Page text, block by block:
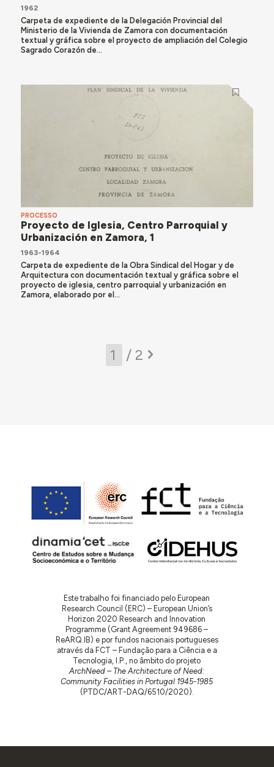
1962
Carpeta de expediente de la Delegación Provincial del
Ministerio de la Vivienda de Zamora con documentación
textual y gráfica sobre el proyecto de ampliación del Colegio
Sagrado Corazón de...
PROCESSO
Proyecto de Iglesia, Centro Parroquial y
Urbanización en Zamora, 1
1963-1964
Carpeta de expediente de la Obra Sindical del Hogar y de
Arquitectura con documentación textual y gráfica sobre el
proyecto de iglesia, centro parroquial y urbanización en
Zamora, elaborado por el...
/ 2
Este trabalho foi financiado pelo European
Research Council (ERC) – European Union’s
Horizon 2020 Research and Innovation
Programme (Grant Agreement 949686 –
ReARQ.IB) e por fundos nacionais portugueses
através da FCT – Fundação para a Ciência e a
Tecnologia, I.P., no âmbito do projeto
ArchNeed – The Architecture of Need:
Community Facilities in Portugal 1945-1985
(PTDC/ART-DAQ/6510/2020).